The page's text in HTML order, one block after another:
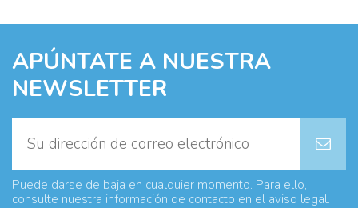
APÚNTATE A NUESTRA
NEWSLETTER
Puede darse de baja en cualquier momento. Para ello,
consulte nuestra información de contacto en el aviso legal.